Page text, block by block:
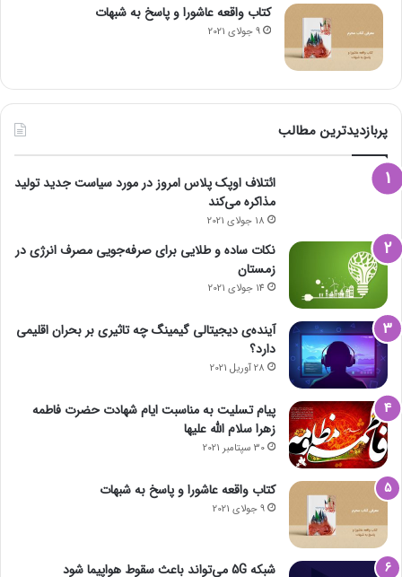
کتاب واقعه عاشورا و پاسخ به شبهات
9 جولای 2021
پربازدیدترین مطالب
ائتلاف اوپک پلاس امروز در مورد سیاست جدید تولید
مذاکره می‌کند
18 جولای 2021
نکات ساده و طلایی برای صرفه‌جویی مصرف انرژی در
زمستان
14 جولای 2021
آینده‌ی دیجیتالی گیمینگ چه تاثیری بر بحران اقلیمی
دارد؟
28 آوریل 2021
پیام تسلیت به مناسبت ایام شهادت حضرت فاطمه
زهرا سلام الله علیها
30 سپتامبر 2021
کتاب واقعه عاشورا و پاسخ به شبهات
9 جولای 2021
شبکه 5G می‌تواند باعث سقوط هواپیما شود